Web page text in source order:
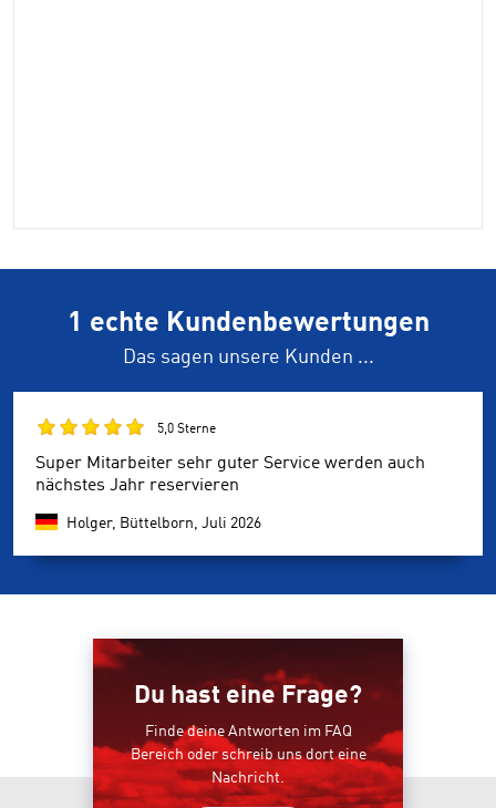
1 echte Kundenbewertungen
Das sagen unsere Kunden ...
5,0 Sterne
Super Mitarbeiter sehr guter Service werden auch
nächstes Jahr reservieren
Holger, Büttelborn, Juli 2026
Du hast eine Frage?
Finde deine Antworten im FAQ
Bereich oder schreib uns dort eine
Nachricht.